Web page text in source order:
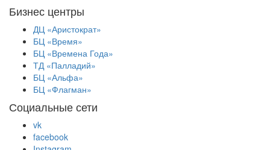
Бизнес центры
ДЦ «Аристократ»
БЦ «Время»
БЦ «Времена Года»
ТД «Палладий»
БЦ «Альфа»
БЦ «Флагман»
Социальные сети
vk
facebook